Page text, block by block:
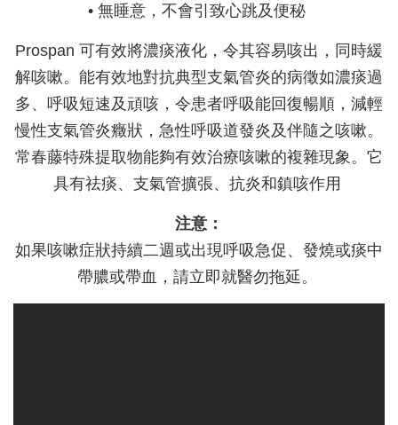
• 無睡意，不會引致心跳及便秘
Prospan 可有效將濃痰液化，令其容易咳出，同時緩
解咳嗽。能有效地對抗典型支氣管炎的病徵如濃痰過
多、呼吸短速及頑咳，令患者呼吸能回復暢順，減輕
慢性支氣管炎癥狀，急性呼吸道發炎及伴隨之咳嗽。
常春藤特殊提取物能夠有效治療咳嗽的複雜現象。它
具有祛痰、支氣管擴張、抗炎和鎮咳作用
注意：
如果咳嗽症狀持續二週或出現呼吸急促、發燒或痰中
帶膿或帶血，請立即就醫勿拖延。